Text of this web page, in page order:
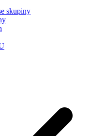
skupiny